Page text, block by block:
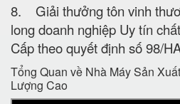
8. Giải thưởng tôn vinh
long doanh nghiệp Uy tín
Cấp theo quyết định số 98/
Tổng Quan về Nhà Máy Sản
Lượng Cao